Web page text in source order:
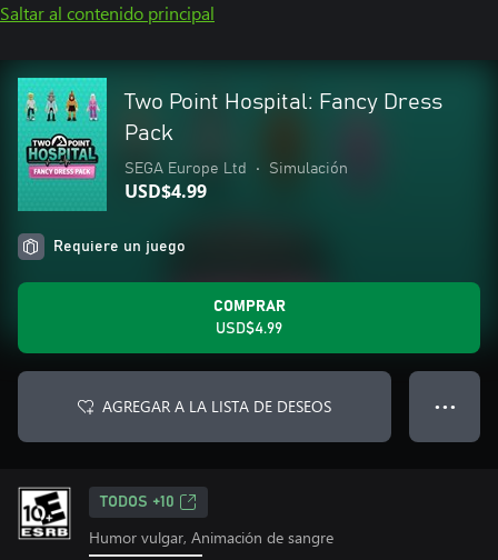
Saltar al contenido principal
Two Point Hospital: Fancy Dress
Pack
SEGA Europe Ltd • Simulación
USD$4.99
Requiere un juego
COMPRAR
USD$4.99
AGREGAR A LA LISTA DE DESEOS ● ● ●
TODOS +10
Humor vulgar, Animación de sangre